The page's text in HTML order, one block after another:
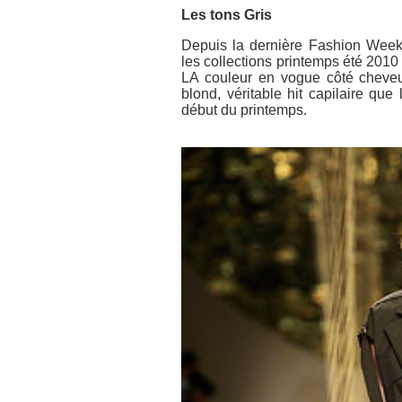
Les tons Gris
Depuis la dernière Fashion
les collections printemps été
LA couleur en vogue côté
blond, véritable hit capilaire
début du printemps.